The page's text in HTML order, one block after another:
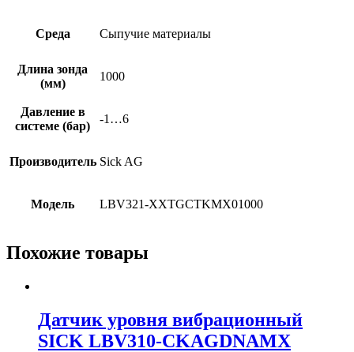
Среда Сыпучие материалы
Длина зонда
(мм)
1000
Давление в
системе (бар)
-1…6
Производитель Sick AG
Модель LBV321-XXTGCTKMX01000
Похожие товары
Датчик уровня вибрационный
SICK LBV310-CKAGDNAMX